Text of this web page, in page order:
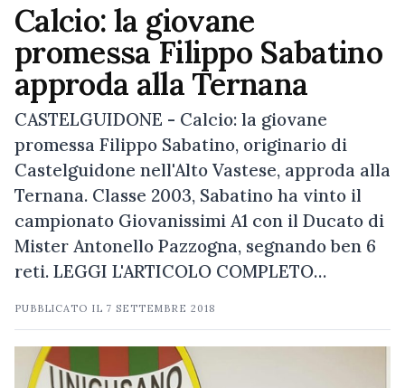
Calcio: la giovane
promessa Filippo Sabatino
approda alla Ternana
CASTELGUIDONE - Calcio: la giovane
promessa Filippo Sabatino, originario di
Castelguidone nell'Alto Vastese, approda alla
Ternana. Classe 2003, Sabatino ha vinto il
campionato Giovanissimi A1 con il Ducato di
Mister Antonello Pazzogna, segnando ben 6
reti. LEGGI L'ARTICOLO COMPLETO…
PUBBLICATO IL 7 SETTEMBRE 2018